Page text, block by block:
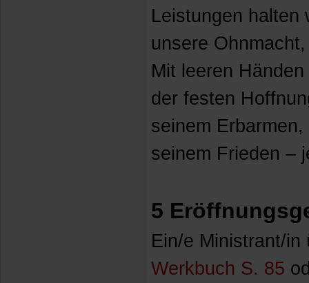
Leistungen halten
unsere
Mit leeren
der festen
seinem
seinem Frieden –
5
Ein/e Ministrant/in
Werkbuch S. 85